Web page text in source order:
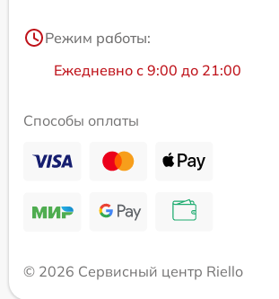
Режим работы:
Ежедневно с 9:00 до 21:00
Способы оплаты
© 2026 Сервисный центр Riello